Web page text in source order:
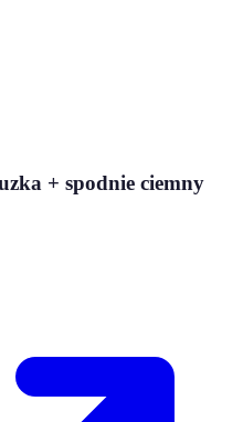
+ spodnie ciemny